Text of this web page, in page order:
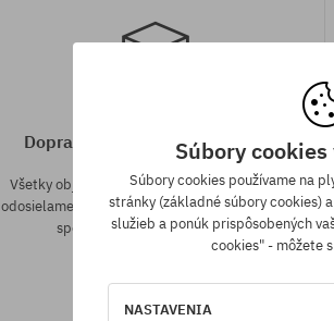
Doprava zadarmo od 70,30 €
Všetky objednávky v hodnote nad 70,30 €
odosielame zadarmo bez rozdielu na vybraný
spôsob platby a doručenia.
Súbory
Súbory cookies používame na
stránky (základné súbory cookies)
služieb a ponúk prispôsobených
cookies" - môžete
NASTAVENIA